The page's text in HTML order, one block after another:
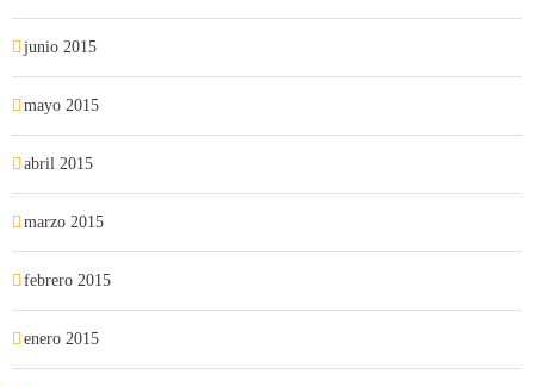
junio 2015
mayo 2015
abril 2015
marzo 2015
febrero 2015
enero 2015